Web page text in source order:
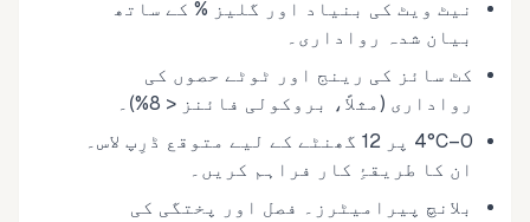
نیٹ ویٹ کی بنیاد اور گلیز % کے ساتھ
بیان شدہ رواداری۔
کٹ سائز کی رینج اور ٹوٹے حصوں کی
رواداری (مثلاً، بروکولی فائنز < 8%)۔
0–4°C پر 12 گھنٹے کے لیے متوقع ڈرِپ لاس۔
ان کا طریقۂِ کار فراہم کریں۔
بلانچ پیرامیٹرز۔ فصل اور پختگی کی